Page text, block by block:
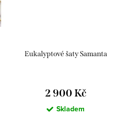
Eukalyptové šaty Samanta
2 900 Kč
Skladem